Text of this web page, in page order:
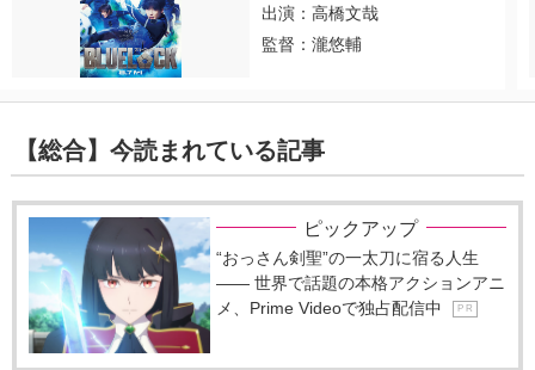
出演：高橋文哉
監督：瀧悠輔
【総合】今読まれている記事
ピックアップ
“おっさん剣聖”の一太刀に宿る人生
―― 世界で話題の本格アクションアニ
メ、Prime Videoで独占配信中
P R